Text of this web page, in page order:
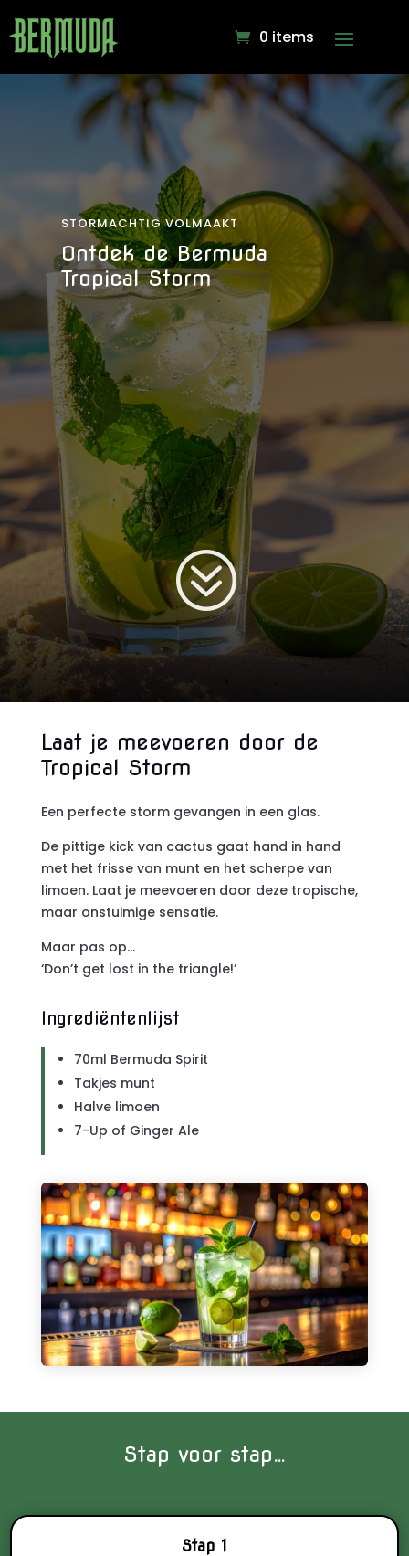
0 items
STORMACHTIG VOLMAAKT
Ontdek de Bermuda
Tropical Storm
?
Laat je meevoeren door de
Tropical Storm
Een perfecte storm gevangen in een glas.
De pittige kick van cactus gaat hand in hand
met het frisse van munt en het scherpe van
limoen. Laat je meevoeren door deze tropische,
maar onstuimige sensatie.
Maar pas op…
‘Don’t get lost in the triangle!’
Ingrediëntenlijst
70ml Bermuda Spirit
Takjes munt
Halve limoen
7-Up of Ginger Ale
Stap voor stap…
Stap 1